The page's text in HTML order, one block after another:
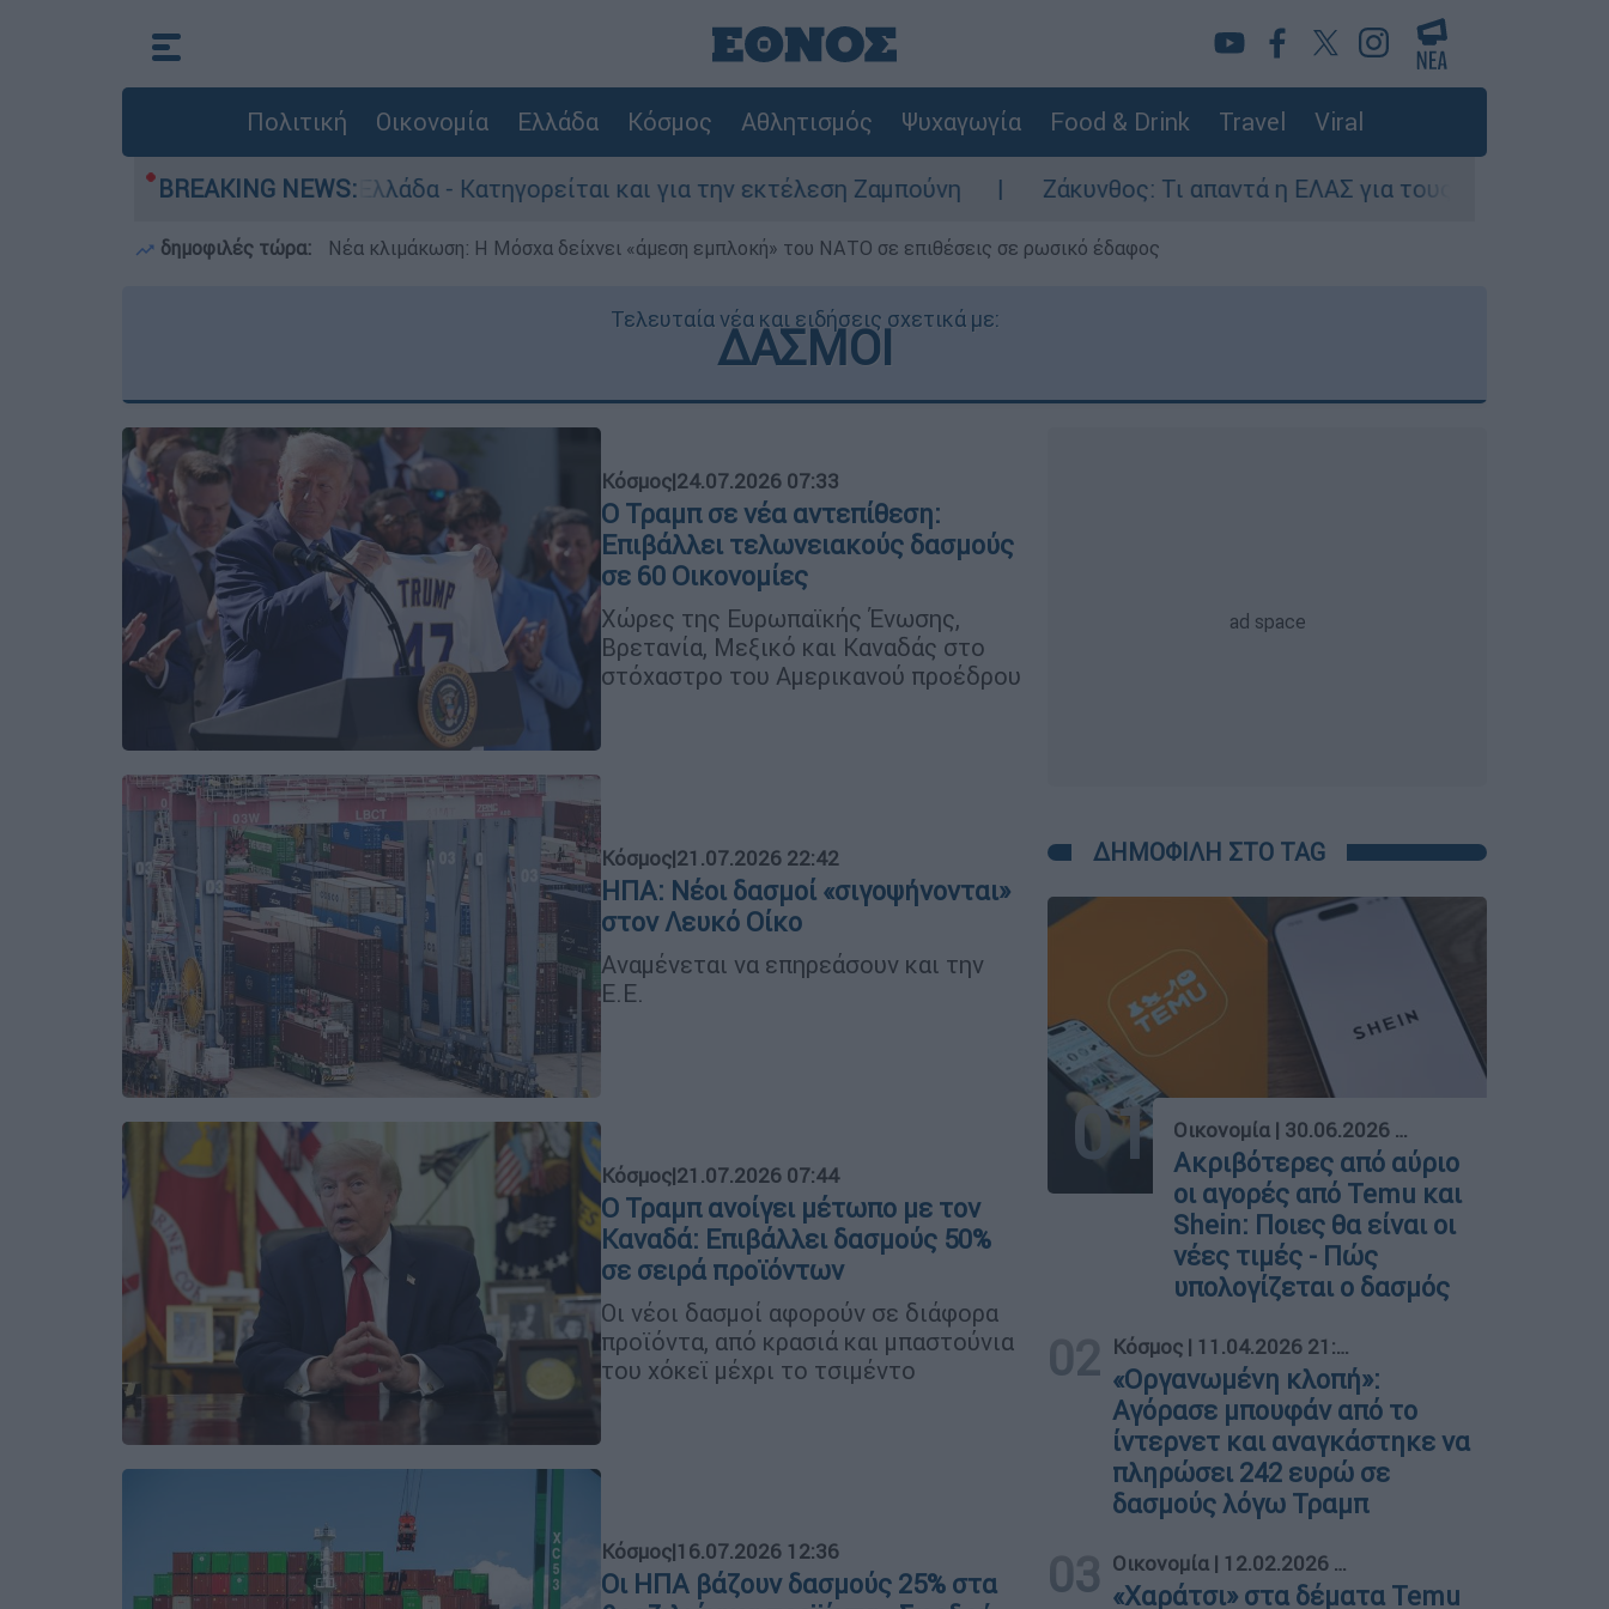
Πολιτική Οικονομία Ελλάδα Κόσμος Αθλητισμός Ψυχαγωγία Food & Drink Travel Viral
BREAKING NEWS:
στην Ελλάδα - Κατηγορείται και για την εκτέλεση Ζαμπούνη Ζάκυνθος: Τι απαντά η ΕΛΑΣ για τους 8 βιασμούς τουριστριών
δημοφιλές τώρα: Νέα κλιμάκωση: Η Μόσχα δείχνει «άμεση εμπλοκή» του ΝΑΤΟ σε επιθέσεις σε ρωσικό έδαφος
Τελευταία νέα και ειδήσεις σχετικά με:
ΔΑΣΜΟΙ
Κόσμος|24.07.2026 07:33
Ο Τραμπ σε νέα αντεπίθεση:
Επιβάλλει τελωνειακούς δασμούς
σε 60 Οικονομίες
Χώρες της Ευρωπαϊκής Ένωσης,
Βρετανία, Μεξικό και Καναδάς στο
στόχαστρο του Αμερικανού προέδρου
Κόσμος|21.07.2026 22:42
ΗΠΑ: Νέοι δασμοί «σιγοψήνονται»
στον Λευκό Οίκο
Αναμένεται να επηρεάσουν και την
Ε.Ε.
Κόσμος|21.07.2026 07:44
Ο Τραμπ ανοίγει μέτωπο με τον
Καναδά: Επιβάλλει δασμούς 50%
σε σειρά προϊόντων
Οι νέοι δασμοί αφορούν σε διάφορα
προϊόντα, από κρασιά και μπαστούνια
του χόκεϊ μέχρι το τσιμέντο
Κόσμος|16.07.2026 12:36
Οι ΗΠΑ βάζουν δασμούς 25% στα
ΔΗΜΟΦΙΛΗ ΣΤΟ TAG
01 Οικονομία | 30.06.2026 08:44
Ακριβότερες από αύριο
οι αγορές από Temu και
Shein: Ποιες θα είναι οι
νέες τιμές - Πώς
υπολογίζεται ο δασμός
02 Κόσμος | 11.04.2026 21:10
«Οργανωμένη κλοπή»:
Αγόρασε μπουφάν από το
ίντερνετ και αναγκάστηκε να
πληρώσει 242 ευρώ σε
δασμούς λόγω Τραμπ
03 Οικονομία | 12.02.2026 12:13
«Χαράτσι» στα δέματα Temu